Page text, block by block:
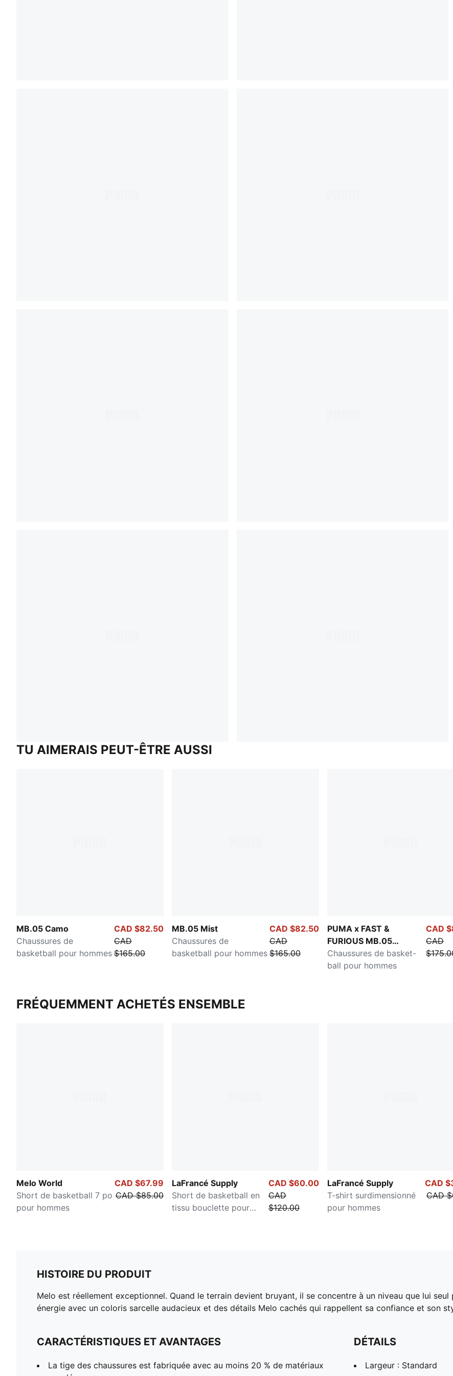
TU AIMERAIS PEUT-ÊTRE AUSSI
MB.05 Camo
Chaussures de
basketball pour hommes
CAD $82.50
CAD
$165.00
MB.05 Mist
Chaussures de
basketball pour hommes
CAD $82.50
CAD
$165.00
PUMA x FAST &
FURIOUS MB.05
Miami
Chaussures de basket-
ball pour hommes
CAD
CAD
FRÉQUEMMENT ACHETÉS ENSEMBLE
Melo World
Short de basketball 7 po
pour hommes
CAD $67.99
CAD $85.00
LaFrancé Supply
Short de basketball en
tissu bouclette pour
CAD $60.00
CAD
$120.00
LaFrancé Supply
T-shirt surdimensionné
pour hommes
CAD
CAD
HISTOIRE DU PRODUIT
Melo est réellement exceptionnel. Quand le terrain devient bruyant, il se concentre à un niveau que lui
énergie avec un coloris sarcelle audacieux et des détails Melo cachés qui rappellent sa confiance et son
CARACTÉRISTIQUES ET AVANTAGES
La tige des chaussures est fabriquée avec au moins 20 % de matériaux
DÉTAILS
Largeur : Standard